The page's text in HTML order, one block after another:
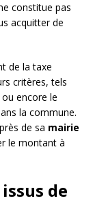
constitue pas
acquitter de
de la taxe
critères, tels
encore le
la commune.
de sa mairie
le montant à
de